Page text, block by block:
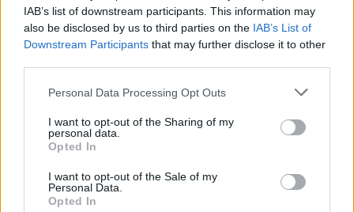
IAB’s list of downstream participants. This information may
also be disclosed by us to third parties on the IAB’s List of
Downstream Participants that may further disclose it to other
Please note that this website/app uses one or more Google
not limited to your visit or usage behaviour. You may click to
grant or deny consent to Google and its third-party tags to
use your data for below specified purposes in below Google
consent section.
Personal Data Processing Opt Outs
I want to opt-out of the Sharing of my
personal data.
Opted In
I want to opt-out of the Sale of my
Personal Data.
Opted In
Σχόλια
Συναγερμός στον
Λυκαβηττό: Βρέθηκε
πτώμα σε σπηλιά κοντά
στο εκκλησάκι των Αγίων
Ισιδώρων - Φωτογραφίες
Συναγερμός για
επόμενα 24ωρα:
έως 9 μποφόρ και
Αττική και Βοιωτία
«επικίνδυνες»